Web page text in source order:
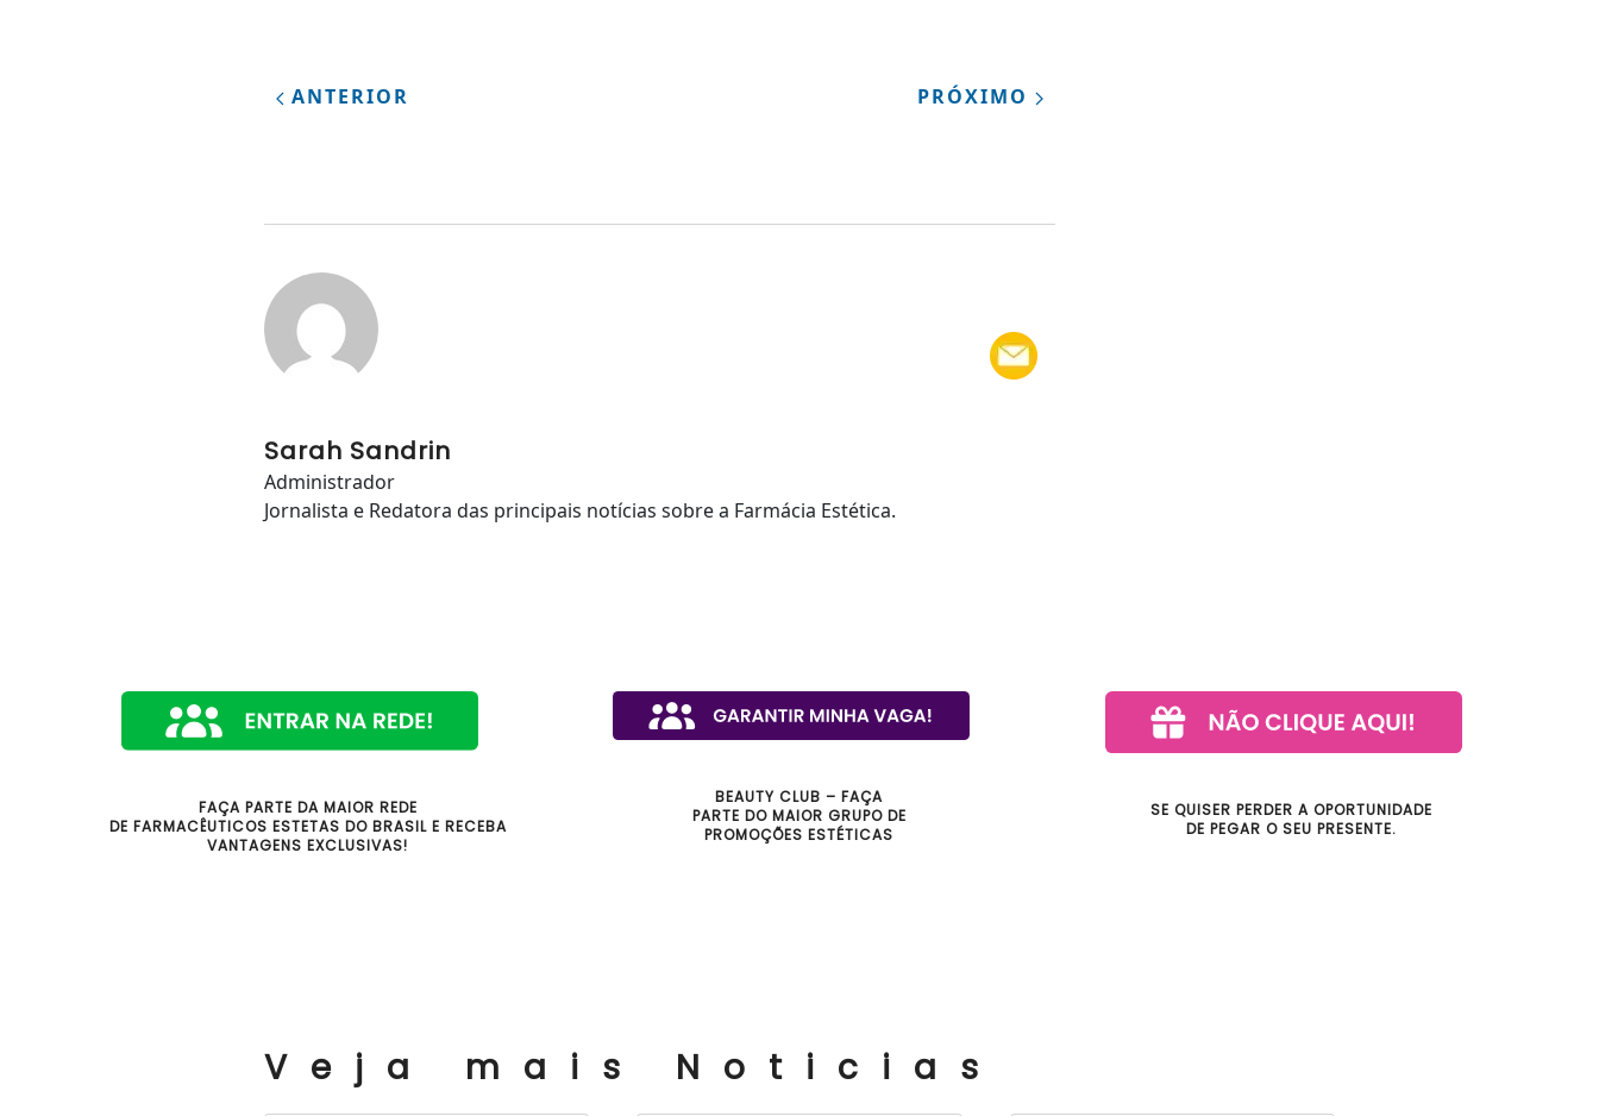
ANTERIOR PRÓXIMO
Sarah Sandrin
Administrador
Jornalista e Redatora das principais notícias sobre a Farmácia Estética.
FAÇA PARTE DA MAIOR REDE
DE FARMACÊUTICOS ESTETAS DO BRASIL E RECEBA
VANTAGENS EXCLUSIVAS!
BEAUTY CLUB – FAÇA
PARTE DO MAIOR GRUPO DE
PROMOÇÕES ESTÉTICAS
SE QUISER PERDER A OPORTUNIDADE
DE PEGAR O SEU PRESENTE.
Veja mais Noticias